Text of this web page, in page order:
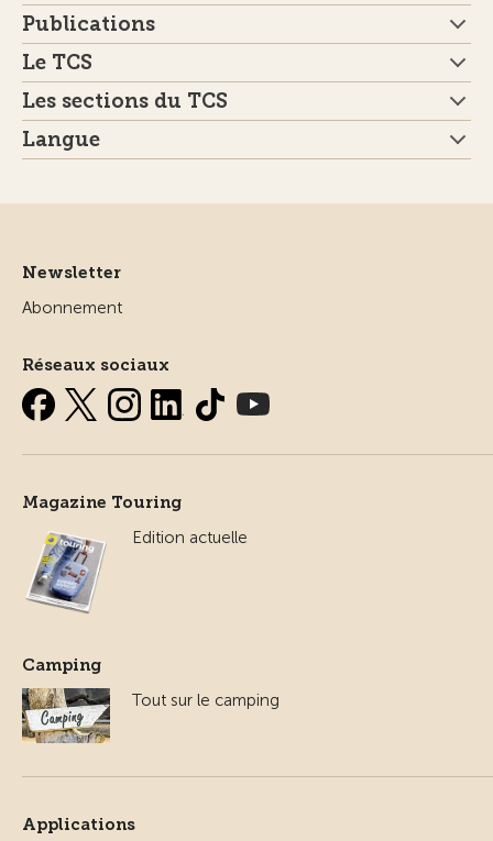
Publications
Le TCS
Les sections du TCS
Langue
Newsletter
Abonnement
Réseaux sociaux
Magazine Touring
Edition actuelle
Camping
Tout sur le camping
Applications